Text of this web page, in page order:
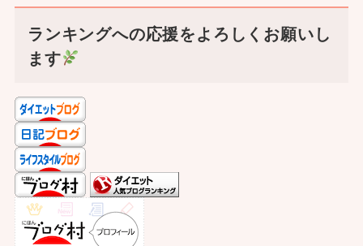
ランキングへの応援をよろしくお願いし
ます